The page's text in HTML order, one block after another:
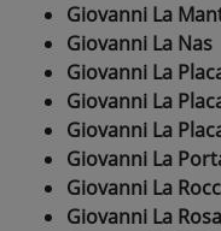
Giovanni La
Giovanni La Nas
Giovanni La
Giovanni La
Giovanni La
Giovanni La
Giovanni La
Giovanni La Rosa